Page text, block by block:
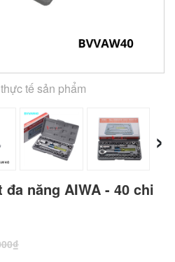
tế sản phẩm
›
năng AIWA - 40 chi